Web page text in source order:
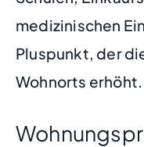
medizinischen
Pluspunkt, der
Wohnorts erhöht.